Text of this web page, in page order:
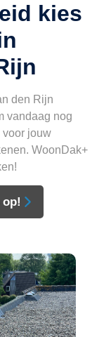
kies
den Rijn
vandaag nog
voor jouw
WoonDak+
op!